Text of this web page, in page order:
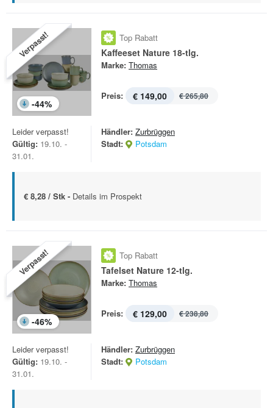
Verpasst!
-44%
Top Rabatt
Kaffeeset Nature 18-tlg.
Marke: Thomas
Preis: € 149,00 € 265,80
Leider verpasst!
Gültig: 19.10. -
31.01.
Händler: Zurbrüggen
Stadt:
Potsdam
€ 8,28 / Stk - Details im Prospekt
Verpasst!
-46%
Top Rabatt
Tafelset Nature 12-tlg.
Marke: Thomas
Preis: € 129,00 € 238,80
Leider verpasst!
Gültig: 19.10. -
31.01.
Händler: Zurbrüggen
Stadt:
Potsdam